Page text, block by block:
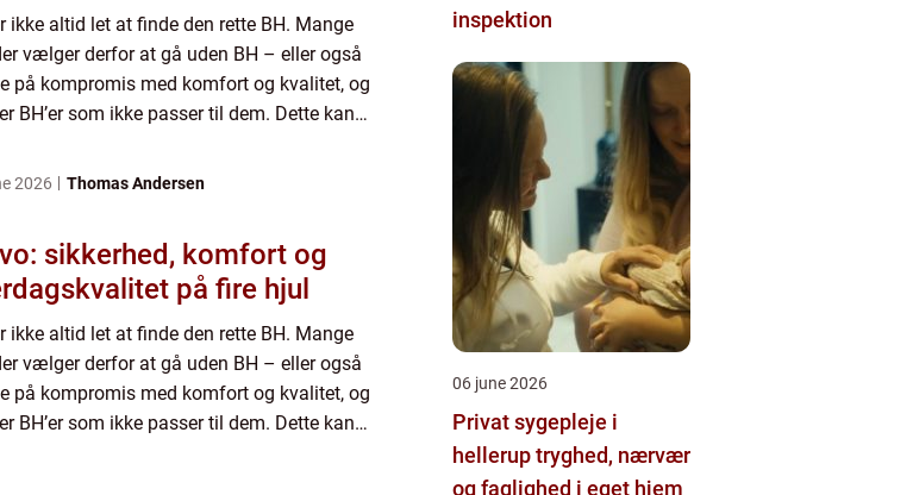
ikke altid let at finde den rette BH. Mange
vælger derfor at gå uden BH – eller også
på kompromis med komfort og kvalitet, og
BH’er som ikke passer til dem. Dette kan
2026 Thomas Andersen
sikkerhed, komfort og
på fire hjul
ikke altid let at finde den rette BH. Mange
vælger derfor at gå uden BH – eller også
på kompromis med komfort og kvalitet, og
BH’er som ikke passer til dem. Dette kan
inspektion
06 june 2026
Privat sygepleje i
hellerup tryghed, nærvær
og faglighed i eget hjem